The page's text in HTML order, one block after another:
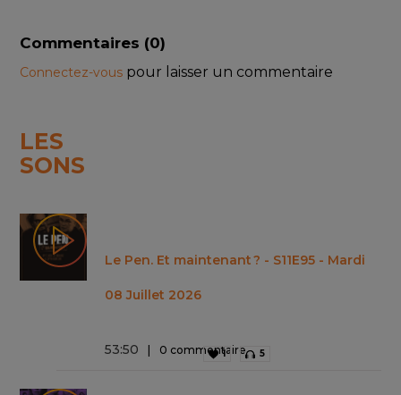
Commentaires (0)
Connectez-vous pour laisser un commentaire
LES
SONS
Le Pen. Et maintenant ? - S11E95 - Mardi
08 Juillet 2026
53:50 0 commentaire
1 5